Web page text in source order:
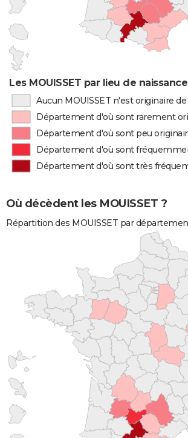
Les MOUISSET par lieu de naissance
Aucun MOUISSET n'est originaire
Département d'où sont rarement
Département d'où sont peu
Département d'où sont
Département d'où sont très
Où décèdent les MOUISSET ?
Répartition des MOUISSET par